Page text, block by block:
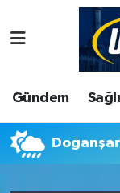
Gündem
ASAYİS
ÇEVRE
DUNYA
Şanlıurfa
Şanlıurfa
Şanlıurfa